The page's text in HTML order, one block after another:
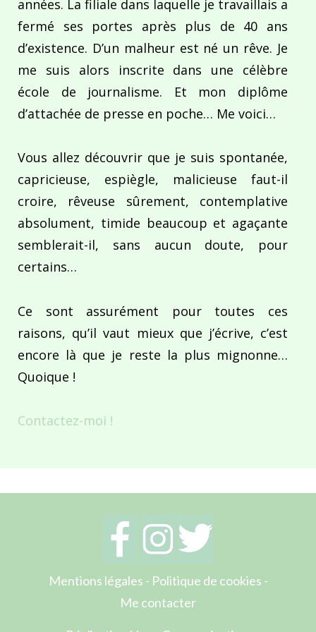
années. La filiale dans laquelle je travaillais a
fermé ses portes après plus de 40 ans
d’existence. D’un malheur est né un rêve. Je
me suis alors inscrite dans une célèbre
école de journalisme. Et mon diplôme
d’attachée de presse en poche… Me voici…
Vous allez découvrir que je suis spontanée,
capricieuse, espiègle, malicieuse faut-il
croire, rêveuse sûrement, contemplative
absolument, timide beaucoup et agaçante
semblerait-il, sans aucun doute, pour
certains…
Ce sont assurément pour toutes ces
raisons, qu’il vaut mieux que j’écrive, c’est
encore là que je reste la plus mignonne…
Quoique !
Contactez-moi !
Mentions légales - Politique de cookies -
Me contacter